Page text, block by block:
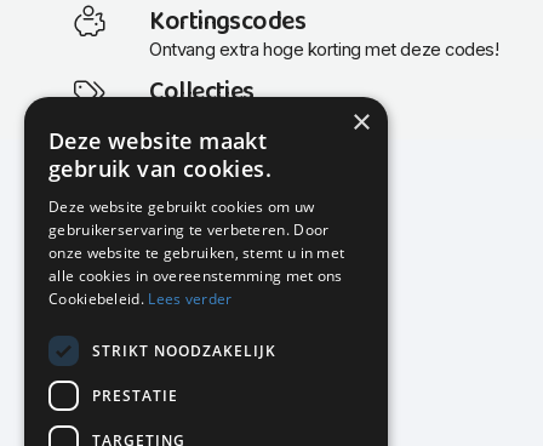
Kortingscodes
Ontvang extra hoge korting met deze codes!
Collecties
Actuele en populaire collecties
KMP Kantoormeubilair
Airport Business Park
Frankfurtstraat 29-31
1175 RH Lijnden
020-617 01 26
info@kmpkantoormeubilair.nl
Facebook
×
Deze website maakt
gebruik van cookies.
Deze website gebruikt cookies om uw
gebruikerservaring te verbeteren. Door
onze website te gebruiken, stemt u in met
alle cookies in overeenstemming met ons
Cookiebeleid. Lees verder
STRIKT NOODZAKELIJK
PRESTATIE
TARGETING